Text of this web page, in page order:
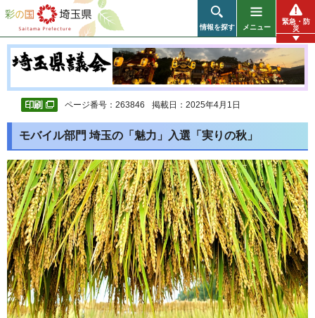
彩の国 埼玉県
情報を探す メニュー
緊急・防
災
ページ番号：263846 掲載日：2025年4月1日
モバイル部門 埼玉の「魅力」入選「実りの秋」